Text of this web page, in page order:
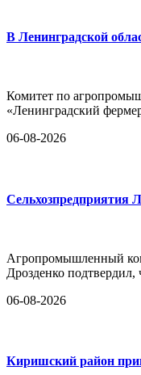
В Ленинградской
Комитет по
«Ленинградский
06-08-2026
Сельхозпредприятия
Агропромышленный
Дрозденко подтвердил,
06-08-2026
Киришский район